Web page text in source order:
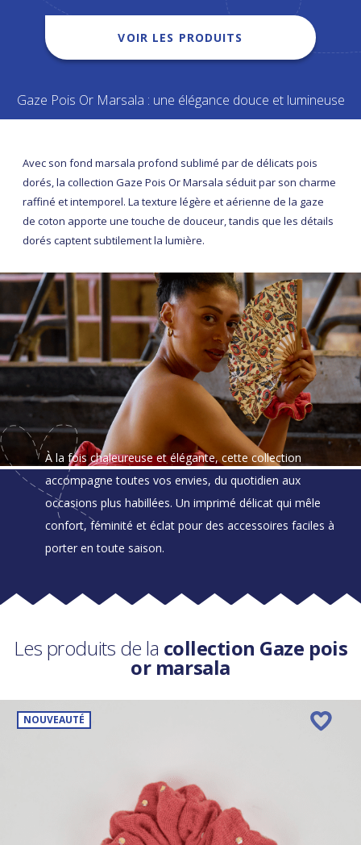
VOIR LES PRODUITS
Gaze Pois Or Marsala : une élégance douce et lumineuse
Avec son fond marsala profond sublimé par de délicats pois
dorés, la collection Gaze Pois Or Marsala séduit par son charme
raffiné et intemporel. La texture légère et aérienne de la gaze
de coton apporte une touche de douceur, tandis que les détails
dorés captent subtilement la lumière.
À la fois chaleureuse et élégante, cette collection
accompagne toutes vos envies, du quotidien aux
occasions plus habillées. Un imprimé délicat qui mêle
confort, féminité et éclat pour des accessoires faciles à
porter en toute saison.
Les produits de la collection Gaze pois
or marsala
NOUVEAUTÉ